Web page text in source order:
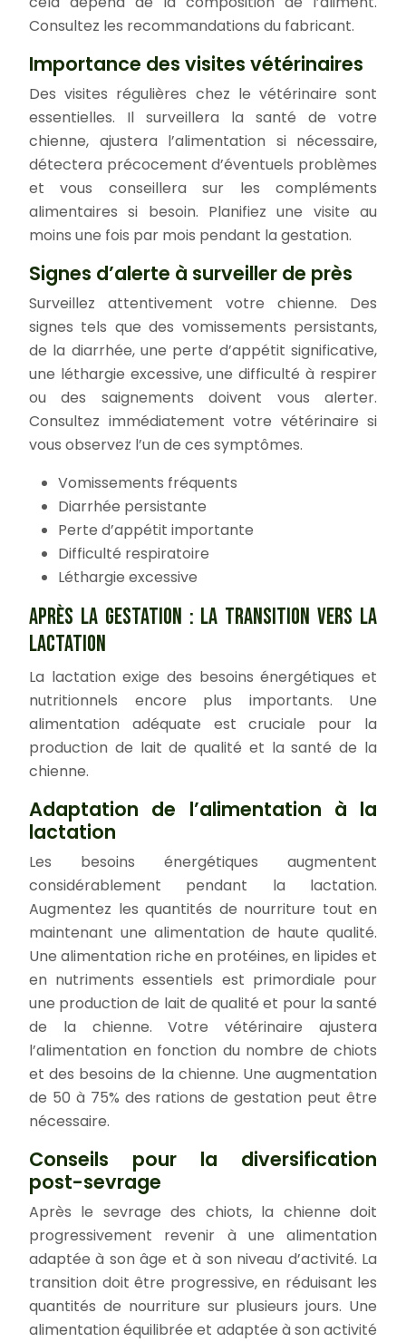
Consultez les recommandations du fabricant.
Importance des visites vétérinaires
Des visites régulières chez le vétérinaire sont
essentielles. Il surveillera la santé de votre
chienne, ajustera l’alimentation si nécessaire,
détectera précocement d’éventuels problèmes
et vous conseillera sur les compléments
alimentaires si besoin. Planifiez une visite au
moins une fois par mois pendant la gestation.
Signes d’alerte à surveiller de près
Surveillez attentivement votre chienne. Des
signes tels que des vomissements persistants,
de la diarrhée, une perte d’appétit significative,
une léthargie excessive, une difficulté à respirer
ou des saignements doivent vous alerter.
Consultez immédiatement votre vétérinaire si
vous observez l’un de ces symptômes.
Vomissements fréquents
Diarrhée persistante
Perte d’appétit importante
Difficulté respiratoire
Léthargie excessive
APRÈS LA GESTATION : LA TRANSITION VERS LA
LACTATION
La lactation exige des besoins énergétiques et
nutritionnels encore plus importants. Une
alimentation adéquate est cruciale pour la
production de lait de qualité et la santé de la
chienne.
Adaptation de l’alimentation à la
lactation
Les besoins énergétiques augmentent
considérablement pendant la lactation.
Augmentez les quantités de nourriture tout en
maintenant une alimentation de haute qualité.
Une alimentation riche en protéines, en lipides et
en nutriments essentiels est primordiale pour
une production de lait de qualité et pour la santé
de la chienne. Votre vétérinaire ajustera
l’alimentation en fonction du nombre de chiots
et des besoins de la chienne. Une augmentation
de 50 à 75% des rations de gestation peut être
nécessaire.
Conseils pour la diversification
post-sevrage
Après le sevrage des chiots, la chienne doit
progressivement revenir à une alimentation
adaptée à son âge et à son niveau d’activité. La
transition doit être progressive, en réduisant les
quantités de nourriture sur plusieurs jours. Une
alimentation équilibrée et adaptée à son activité